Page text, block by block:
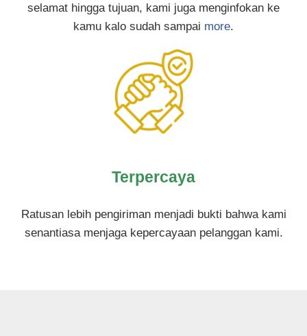
selamat hingga tujuan, kami juga menginfokan ke
kamu kalo sudah sampai more.
Terpercaya
Ratusan lebih pengiriman menjadi bukti bahwa kami
senantiasa menjaga kepercayaan pelanggan kami.